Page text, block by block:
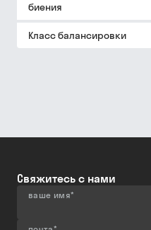
биения
Класс балансировки
Свяжитесь с нами
ваше имя*